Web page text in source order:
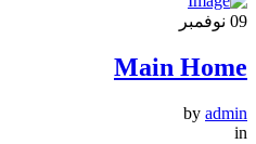
09 نوفمبر
Main Home
by admin
in